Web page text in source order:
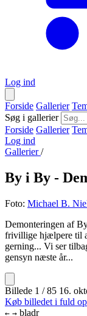
Log ind
Forside Gallerier
Søg i gallerier
Forside Gallerier
Log ind
Gallerier/
By i By -
Foto: Michael B.
Demonteringen af
frivillige hjælpere til
gerning... Vi ser
gensyn næste år...
Billede 1 / 85 16.
Køb billedet i fuld
← → bladr